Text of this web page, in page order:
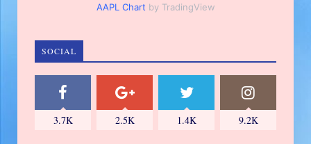
AAPL Chart by TradingView
SOCIAL
3.7K 2.5K 1.4K 9.2K